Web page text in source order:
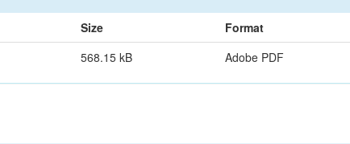
Size
Format
568.15 kB Adobe PDF